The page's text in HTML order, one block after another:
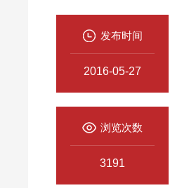
发布时间
2016-05-27
浏览次数
3191